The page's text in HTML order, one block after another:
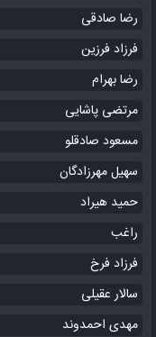
رضا صادقی
فرزاد فرزین
رضا بهرام
مرتضی پاشایی
مسعود صادقلو
سهیل مهرزادگان
حمید هیراد
راغب
فرزاد فرخ
سالار عقیلی
مهدی احمدوند